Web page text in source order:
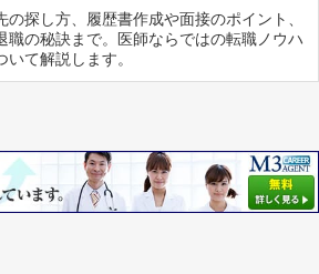
の探し方、履歴書作成や面接のポイント、
職の秘訣まで。医師ならではの転職ノウハ
いて解説します。